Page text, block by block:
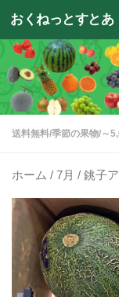
コンテンツへスキッ
おくねっとすとあ
送料無料/季節の果物/～
ホーム / 7月 / 銚子